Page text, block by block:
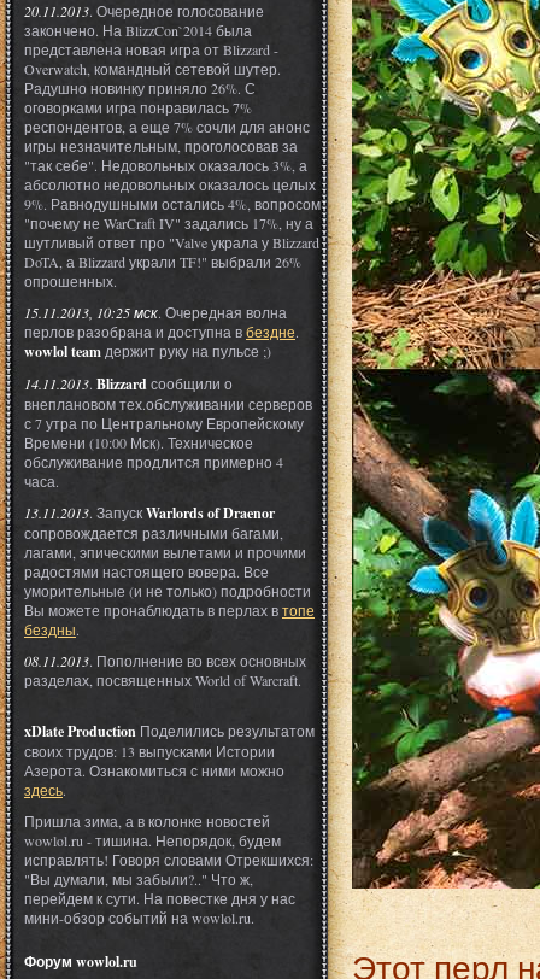
20.11.2013. Очередное голосование
закончено. На BlizzCon`2014 была
представлена новая игра от Blizzard -
Overwatch, командный сетевой шутер.
Радушно новинку приняло 26%. С
оговорками игра понравилась 7%
респондентов, а еще 7% сочли для анонс
игры незначительным, проголосовав за
"так себе". Недовольных оказалось 3%, а
абсолютно недовольных оказалось целых
9%. Равнодушными остались 4%, вопросом
"почему не WarCraft IV" задались 17%, ну а
шутливый ответ про "Valve украла у Blizzard
DoTA, а Blizzard украли TF!" выбрали 26%
опрошенных.
15.11.2013, 10:25 мск. Очередная волна
перлов разобрана и доступна вбездне.
wowlol team держит руку на пульсе ;)
14.11.2013. Blizzardсообщили о
внеплановом тех.обслуживании серверов
с 7 утра по Центральному Европейскому
Времени (10:00 Мск). Техническое
обслуживание продлится примерно 4
часа.
13.11.2013. ЗапускWarlords of Draenor
сопровождается различными багами,
лагами, эпическими вылетами и прочими
радостями настоящего вовера. Все
уморительные (и не только) подробности
Вы можете пронаблюдать в перлах втопе
бездны.
08.11.2013. Пополнение во всех основных
разделах, посвященных World of Warcraft.
xDlate Production Поделились результатом
своих трудов: 13 выпусками Истории
Азерота. Ознакомиться с ними можно
здесь.
Пришла зима, а в колонке новостей
wowlol.ru - тишина. Непорядок, будем
исправлять! Говоря словами Отрекшихся:
"Вы думали, мы забыли?.." Что ж,
перейдем к сути. На повестке дня у нас
мини-обзор событий на wowlol.ru.
Форум wowlol.ru Этот перл